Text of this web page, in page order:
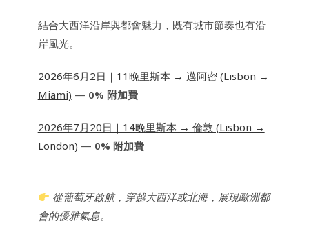
結合大西洋沿岸與都會魅力，既有城市節奏也有沿
岸風光。
2026年6月2日｜11晚里斯本 → 邁阿密 (Lisbon →
Miami) — 0% 附加費
2026年7月20日｜14晚里斯本 → 倫敦 (Lisbon →
London) — 0% 附加費
從葡萄牙啟航，穿越大西洋或北海，展現歐洲都
會的優雅氣息。